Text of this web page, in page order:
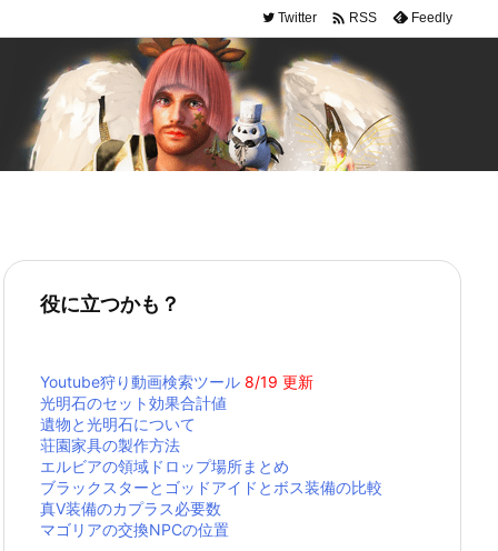
Twitter  RSS Feedly
役に立つかも？
Youtube狩り動画検索ツール 8/19 更新
光明石のセット効果合計値
遺物と光明石について
荘園家具の製作方法
エルビアの領域ドロップ場所まとめ
ブラックスターとゴッドアイドとボス装備の比較
真Ⅴ装備のカプラス必要数
マゴリアの交換NPCの位置